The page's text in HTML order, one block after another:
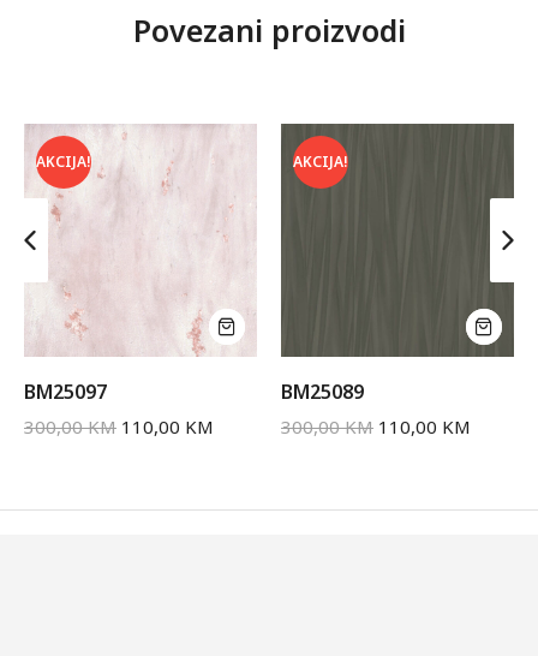
Povezani proizvodi
AKCIJA!
BM25097
300,00KM 110,00 KM
AKCIJA!
BM25089
300,00KM 110,00 KM